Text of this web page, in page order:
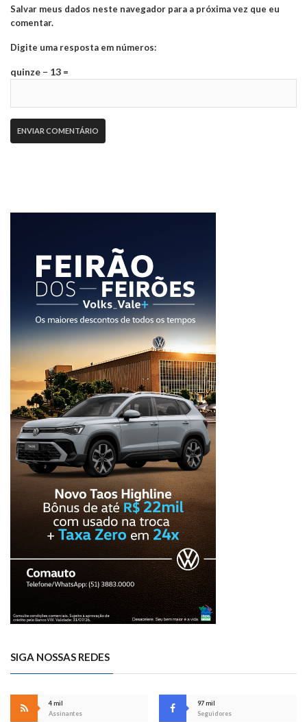
Salvar meus dados neste navegador para a próxima vez que eu
comentar.
Digite uma resposta em números:
quinze − 13 =
SIGA NOSSAS REDES
4 mil
Assinantes
97 mil
Seguidores